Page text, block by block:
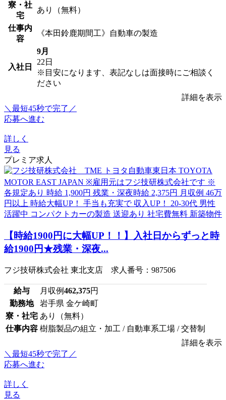
寮・社
宅
あり（無料）
仕事内
容
《本田鈴鹿期間工》自動車の製造
入社日
9月
22日
※目安になります、表記なしは面接時にご相談く
ださい
詳細を表示
＼最短45秒で完了／
応募へ進む
詳しく
見る
プレミア求人
【時給1900円に大幅UP！！】入社日からずっと時
給1900円★残業・深夜...
フジ技研株式会社 東北支店 求人番号：987506
給与 月収例462,375円
勤務地
岩手県 金ケ崎町
寮・社宅 あり（無料）
仕事内容 樹脂製品の組立・加工 / 自動車系工場 / 交替制
詳細を表示
＼最短45秒で完了／
応募へ進む
詳しく
見る